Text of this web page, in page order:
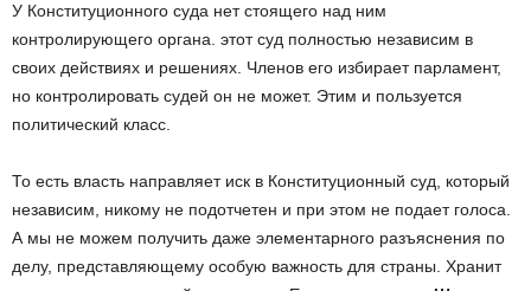
У Конституционного суда нет стоящего над ним
контролирующего органа. этот суд полностью независим в
своих действиях и решениях. Членов его избирает парламент,
но контролировать судей он не может. Этим и пользуется
политический класс.
То есть власть направляет иск в Конституционный суд, который
независим, никому не подотчетен и при этом не подает голоса.
А мы не можем получить даже элементарного разъяснения по
делу, представляющему особую важность для страны. Хранит